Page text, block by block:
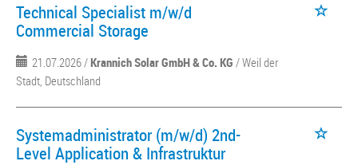
Technical Specialist m/w/d
Commercial Storage
21.07.2026 /Krannich Solar GmbH & Co. KG / Weil der
Stadt, Deutschland
Systemadministrator (m/w/d) 2nd-
Level Application & Infrastruktur